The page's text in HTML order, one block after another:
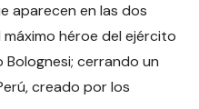
aparecen en las dos
héroe del ejército
cerrando un
creado por los